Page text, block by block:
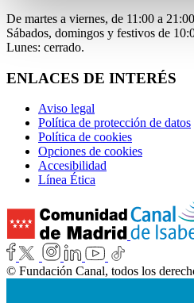
De martes a viernes, de 11:00 a
Sábados, domingos y festivos de
Lunes: cerrado.
ENLACES DE INTERÉS
Aviso legal
Política de protección de datos
Política de cookies
Opciones de cookies
Accesibilidad
Línea Ética
© Fundación Canal, todos los